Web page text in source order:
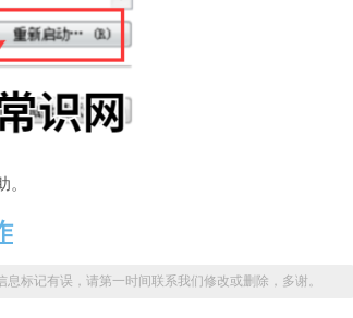
标记有误，请第一时间联系我们修改或删除，多谢。